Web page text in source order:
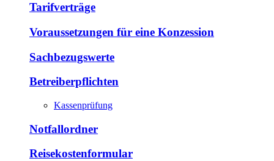
Tarifverträge
Voraussetzungen für eine Konzession
Sachbezugswerte
Betreiberpflichten
Kassenprüfung
Notfallordner
Reisekostenformular